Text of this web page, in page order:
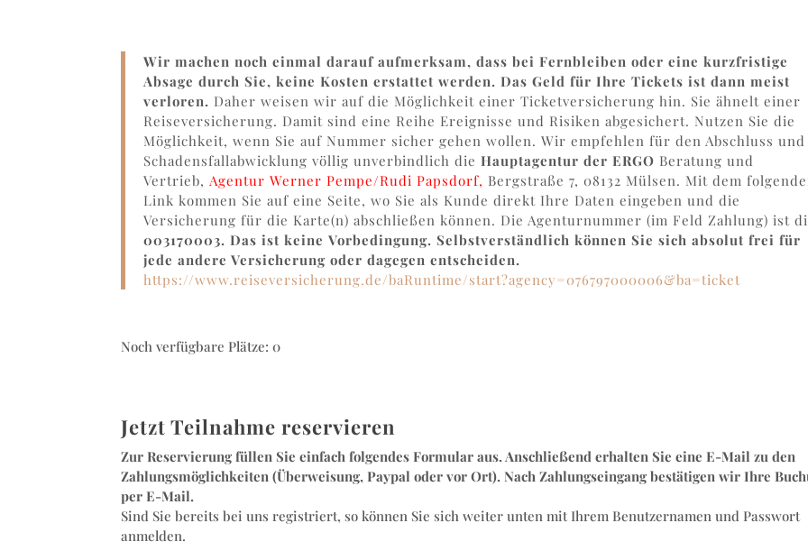
Wir machen noch einmal darauf aufmerksam, dass bei Fernbleiben oder eine kurzfristige
Absage durch Sie, keine Kosten erstattet werden. Das Geld für Ihre Tickets ist dann meist
verloren. Daher weisen wir auf die Möglichkeit einer Ticketversicherung hin. Sie ähnelt einer
Reiseversicherung. Damit sind eine Reihe Ereignisse und Risiken abgesichert. Nutzen Sie die
Möglichkeit, wenn Sie auf Nummer sicher gehen wollen. Wir empfehlen für den Abschluss und
Schadensfallabwicklung völlig unverbindlich dieHauptagentur der ERGO Beratung und
Vertrieb, Agentur Werner Pempe/Rudi Papsdorf, Bergstraße 7, 08132 Mülsen. Mit dem
Link kommen Sie auf eine Seite, wo Sie als Kunde direkt Ihre Daten eingeben und die
Versicherung für die Karte(n) abschließen können. Die Agenturnummer (im Feld Zahlung) ist
003170003. Das ist keineVorbedingung. Selbstverständlich können Sie sich absolut frei für
jede andere Versicherung oder dagegen entscheiden.
https://www.reiseversicherung.de/baRuntime/start?agency=076797000006&ba=ticket
Noch verfügbare Plätze: 0
Jetzt Teilnahme reservieren
Zur Reservierung füllen Sie einfach folgendes Formular aus. Anschließend erhalten Sie eine E-Mail zu den
Zahlungsmöglichkeiten (Überweisung, Paypal oder vor Ort). Nach Zahlungseingang bestätigen wir Ihre
per E-Mail.
Sind Sie bereits bei uns registriert, so können Sie sich weiter unten mit Ihrem Benutzernamen und Passwort
anmelden.